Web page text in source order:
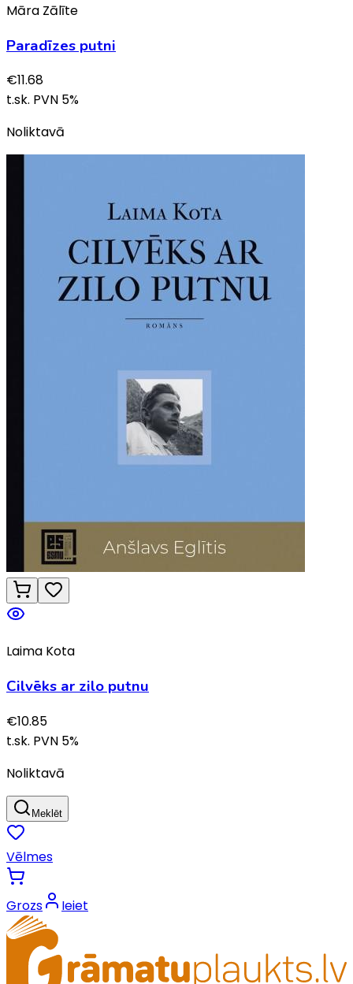
Māra Zālīte
Paradīzes putni
€11.68
t.sk. PVN 5%
Noliktavā
Laima Kota
Cilvēks ar zilo putnu
€10.85
t.sk. PVN 5%
Noliktavā
Meklēt
Vēlmes
Grozs Ieiet